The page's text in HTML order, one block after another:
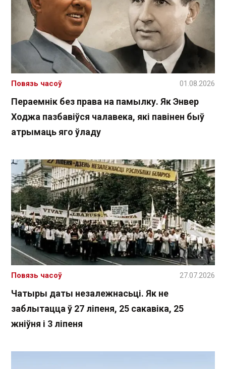
Пераемнік без права на памылку. Як Энвер
Ходжа пазбавіўся чалавека, які павінен быў
атрымаць яго ўладу
Повязь часоў 01.08.2026
Чатыры даты незалежнасьці. Як не
заблытацца ў 27 ліпеня, 25 сакавіка, 25
жніўня і 3 ліпеня
Повязь часоў 27.07.2026